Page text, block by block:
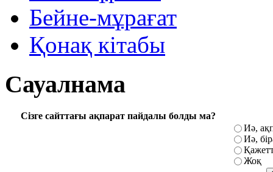
Бейне-мұрағат
Қонақ кітабы
Сауалнама
Сізге сайттағы ақпарат пайдалы болды ма?
Иә,
Иә,
Жоқ